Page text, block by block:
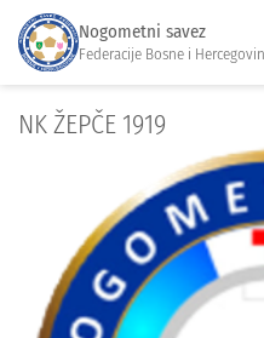
Nogometni savez
Federacije Bosne i
NK ŽEPČE 1919